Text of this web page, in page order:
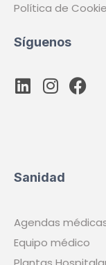
Política de
Síguenos
Sanidad
Agendas
Equipo médico